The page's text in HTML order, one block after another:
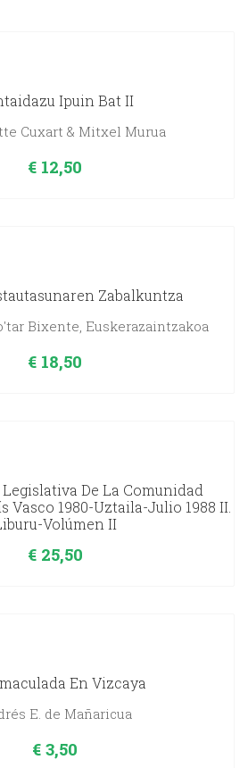
Ipuin Bat II
Cuxart & Mitxel Murua
€ 12,50
Zabalkuntza
Bixente, Euskerazaintzakoa
€ 18,50
De La Comunidad
Vasco 1980-Uztaila-Julio 1988 II.
Volúmen II
€25,50
En Vizcaya
E. de Mañaricua
€ 3,50